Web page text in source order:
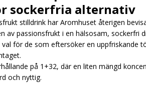
HEMBRYGGNING
sockerfria alternativ
stilldrink har Aromhuset återigen
av passionsfrukt i en hälsosam, sockerfri
för de som eftersöker en uppfriskande
på 1+32, där en liten mängd
och nyttig.